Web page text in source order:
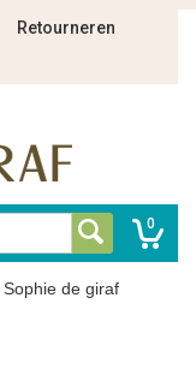
Retourneren
0
Sophie de giraf